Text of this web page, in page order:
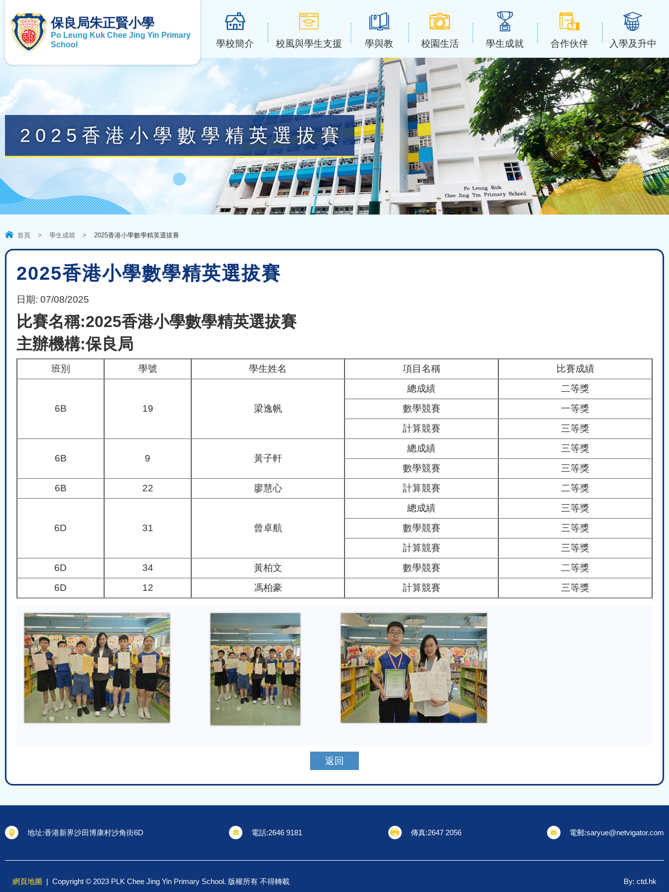
保良局朱正賢小學
Po Leung Kuk Chee Jing Yin Primary
School
學校簡介 校風與學生支援 學與教 校園生活 學生成就 合作伙伴 入學及升中
2025香港小學數學精英選拔賽
首頁 > 學生成就 > 2025香港小學數學精英選拔賽
2025香港小學數學精英選拔賽
日期: 07/08/2025
比賽名稱:2025香港小學數學精英選拔賽
主辦機構:保良局
班別 學號 學生姓名 項目名稱 比賽成績
6B 19 梁逸帆
總成績
二等獎
數學競賽
一等獎
計算競賽
三等獎
6B 9 黃子軒
總成績
三等獎
數學競賽
三等獎
6B
22 廖慧心 計算競賽 二等獎
6D 31 曾卓航
總成績
三等獎
數學競賽
三等獎
計算競賽
三等獎
6D
34 黃柏文 數學競賽
二等獎
6D
12 馮柏豪 計算競賽 三等獎
返回
地址:香港新界沙田博康村沙角街6D 電話:2646 9181 傳真:2647 2056 電郵:saryue@netvigator.com
網頁地圖 | Copyright © 2023 PLK Chee Jing Yin Primary School. 版權所有 不得轉載 By: ctd.hk